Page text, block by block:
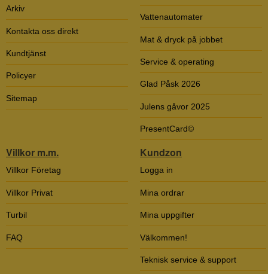
Arkiv
Kontakta oss direkt
Kundtjänst
Policyer
Sitemap
Vattenautomater
Mat & dryck på jobbet
Service & operating
Glad Påsk 2026
Julens gåvor 2025
PresentCard©
Villkor m.m.
Villkor Företag
Villkor Privat
Turbil
FAQ
Kundzon
Logga in
Mina ordrar
Mina uppgifter
Välkommen!
Teknisk service & support